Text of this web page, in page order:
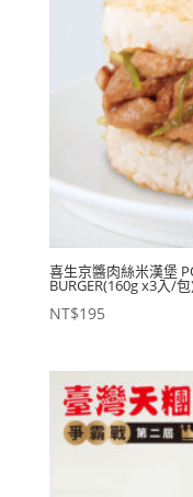
喜生京醬肉絲米漢堡
BURGER(160g x3入/
NT$195